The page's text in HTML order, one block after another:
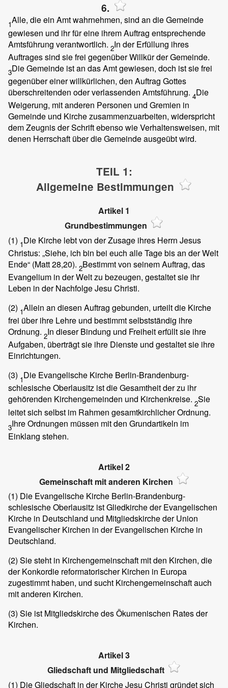
6.
1Alle, die ein Amt wahrnehmen, sind an die Gemeinde
gewiesen und ihr für eine ihrem Auftrag entsprechende
Amtsführung verantwortlich. 2In der Erfüllung ihres
Auftrages sind sie frei gegenüber Willkür der Gemeinde.
3Die Gemeinde ist an das Amt gewiesen, doch ist sie frei
gegenüber einer willkürlichen, den Auftrag Gottes
überschreitenden oder verlassenden Amtsführung. 4Die
Weigerung, mit anderen Personen und Gremien in
Gemeinde und Kirche zusammenzuarbeiten, widerspricht
dem Zeugnis der Schrift ebenso wie Verhaltensweisen, mit
denen Herrschaft über die Gemeinde ausgeübt wird.
TEIL 1:
Allgemeine Bestimmungen
Artikel 1
Grundbestimmungen
(1) 1Die Kirche lebt von der Zusage ihres Herrn Jesus
Christus: „Siehe, ich bin bei euch alle Tage bis an der Welt
Ende“ (Matt 28,20). 2Bestimmt von seinem Auftrag, das
Evangelium in der Welt zu bezeugen, gestaltet sie ihr
Leben in der Nachfolge Jesu Christi.
(2) 1Allein an diesen Auftrag gebunden, urteilt die Kirche
frei über ihre Lehre und bestimmt selbstständig ihre
Ordnung. 2In dieser Bindung und Freiheit erfüllt sie ihre
Aufgaben, überträgt sie ihre Dienste und gestaltet sie ihre
Einrichtungen.
(3) 1Die Evangelische Kirche Berlin-Brandenburg-
schlesische Oberlausitz ist die Gesamtheit der zu ihr
gehörenden Kirchengemeinden und Kirchenkreise. 2Sie
leitet sich selbst im Rahmen gesamtkirchlicher Ordnung.
3Ihre Ordnungen müssen mit den Grundartikeln im
Einklang stehen.
Artikel 2
Gemeinschaft mit anderen Kirchen
(1) Die Evangelische Kirche Berlin-Brandenburg-
schlesische Oberlausitz ist Gliedkirche der Evangelischen
Kirche in Deutschland und Mitgliedskirche der Union
Evangelischer Kirchen in der Evangelischen Kirche in
Deutschland.
(2) Sie steht in Kirchengemeinschaft mit den Kirchen, die
der Konkordie reformatorischer Kirchen in Europa
zugestimmt haben, und sucht Kirchengemeinschaft auch
mit anderen Kirchen.
(3) Sie ist Mitgliedskirche des Ökumenischen Rates der
Kirchen.
Artikel 3
Gliedschaft und Mitgliedschaft
(1) Die Gliedschaft in der Kirche Jesu Christi gründet sich